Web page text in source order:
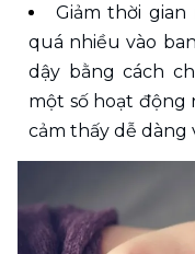
Giảm thời
quá nhiều vào
dậy bằng cách
một số hoạt động
cảm thấy dễ dàng